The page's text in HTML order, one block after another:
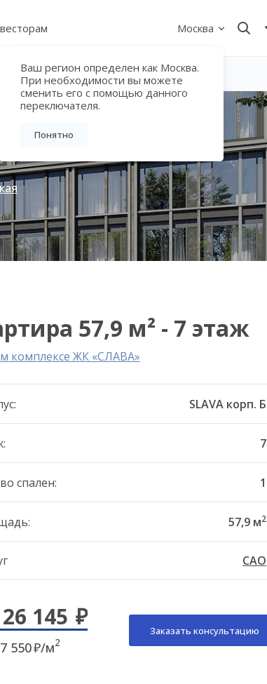
Москва
Ваш регион определен как Москва.
При необходимости вы можете
сменить его с помощью данного
переключателя.
Понятно
57,9 м² - 7 этаж
комплексе ЖК «СЛАВА»
SLAVA корп. Б
7
спален: 1
57,9 м2
САО
145
550 /м2
Заказать консультацию